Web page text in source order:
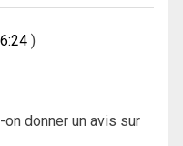
donner un avis sur